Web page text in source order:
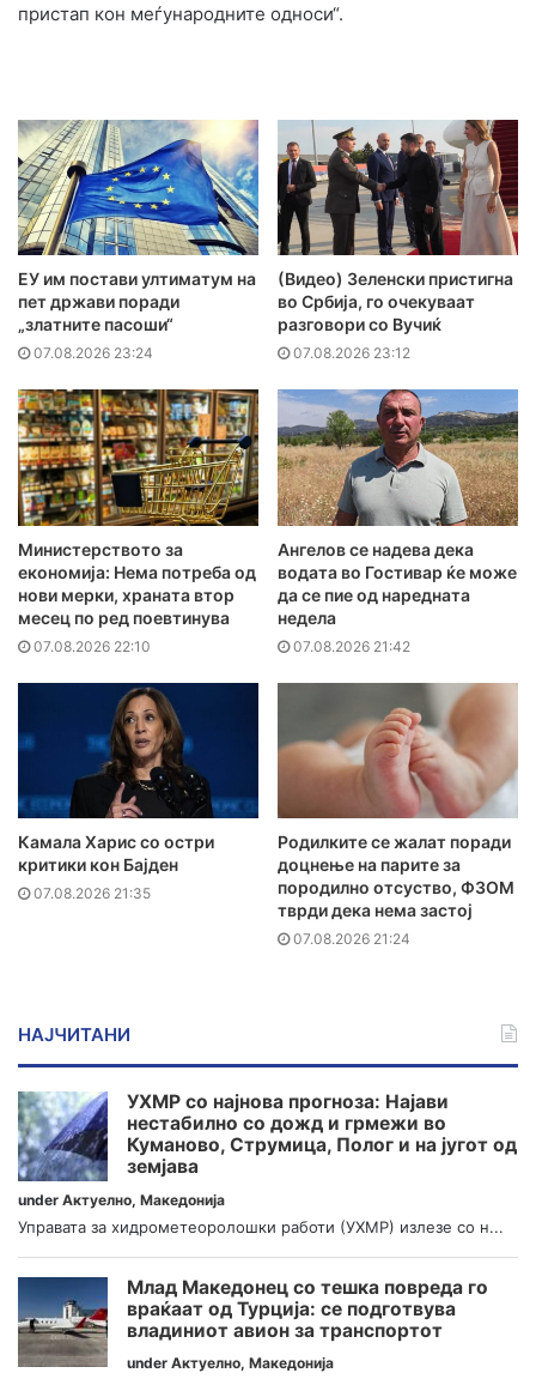
пристап кон меѓународните односи“.
ЕУ им постави ултиматум на
пет држави поради
„златните пасоши“
07.08.2026 23:24
(Видео) Зеленски пристигна
во Србија, го очекуваат
разговори со Вучиќ
07.08.2026 23:12
Министерството за
економија: Нема потреба од
нови мерки, храната втор
месец по ред поевтинува
07.08.2026 22:10
Ангелов се надева дека
водата во Гостивар ќе може
да се пие од наредната
недела
07.08.2026 21:42
Камала Харис со остри
критики кон Бајден
07.08.2026 21:35
Родилките се жалат поради
доцнење на парите за
породилно отсуство, ФЗОМ
тврди дека нема застој
07.08.2026 21:24
НАЈЧИТАНИ
УХМР со најнова прогноза: Најави
нестабилно со дожд и грмежи во
Куманово, Струмица, Полог и на југот од
земјава
under Актуелно, Македонија
Управата за хидрометеоролошки работи (УХМР) излезе со н...
Млад Македонец со тешка повреда го
враќаат од Турција: се подготвува
владиниот авион за транспортот
under Актуелно, Македонија